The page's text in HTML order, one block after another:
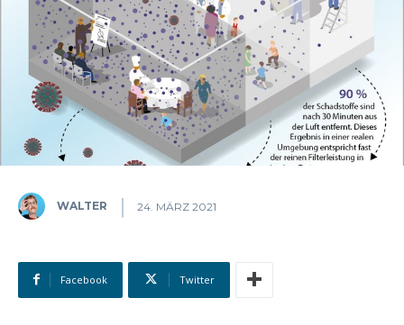
WALTER 24. MÄRZ 2021
Facebook Twitter